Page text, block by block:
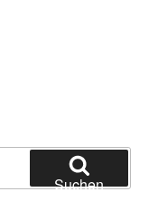
Suchen